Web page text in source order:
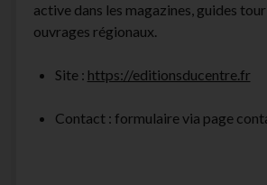
active dans les magazines, guides
ouvrages régionaux.
Site : https://editionsducentre.fr
Contact : formulaire via page